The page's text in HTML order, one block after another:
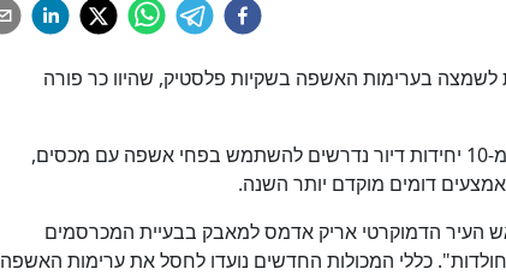
לשמצה בערימות האשפה בשקיות פלסטיק, שהיוו כר פורה
כעת, בשינוי משמעותי, בנייני מגורים עם פחות מ-10 יחידות דיור נדרשים להשתמש בפחי אשפה עם מכסים,
העיר הדמוקרטי אריק אדמס למאבק בבעיית המכרסמים
כללי המכולות החדשים נועדו לחסל את ערימות האשפה